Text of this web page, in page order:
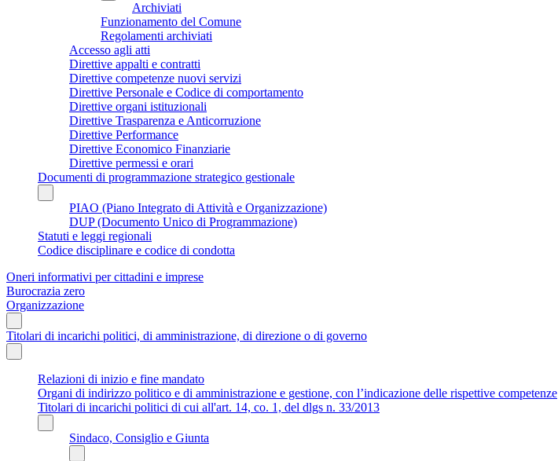
Archiviati
Funzionamento del Comune
Regolamenti archiviati
Accesso agli atti
Direttive appalti e contratti
Direttive competenze nuovi servizi
Direttive Personale e Codice di comportamento
Direttive organi istituzionali
Direttive Trasparenza e Anticorruzione
Direttive Performance
Direttive Economico Finanziarie
Direttive permessi e orari
Documenti di programmazione strategico gestionale
PIAO (Piano Integrato di Attività e Organizzazione)
DUP (Documento Unico di Programmazione)
Statuti e leggi regionali
Codice disciplinare e codice di condotta
Oneri informativi per cittadini e imprese
Burocrazia zero
Organizzazione
Titolari di incarichi politici, di amministrazione, di direzione o di governo
Relazioni di inizio e fine mandato
Organi di indirizzo politico e di amministrazione e gestione, con l’indicazione delle rispettive competenze
Titolari di incarichi politici di cui all'art. 14, co. 1, del dlgs n. 33/2013
Sindaco, Consiglio e Giunta